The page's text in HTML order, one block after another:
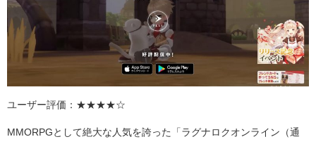
ユーザー評価：★★★★☆
MMORPGとして絶大な人気を誇った「ラグナロクオンライン（通